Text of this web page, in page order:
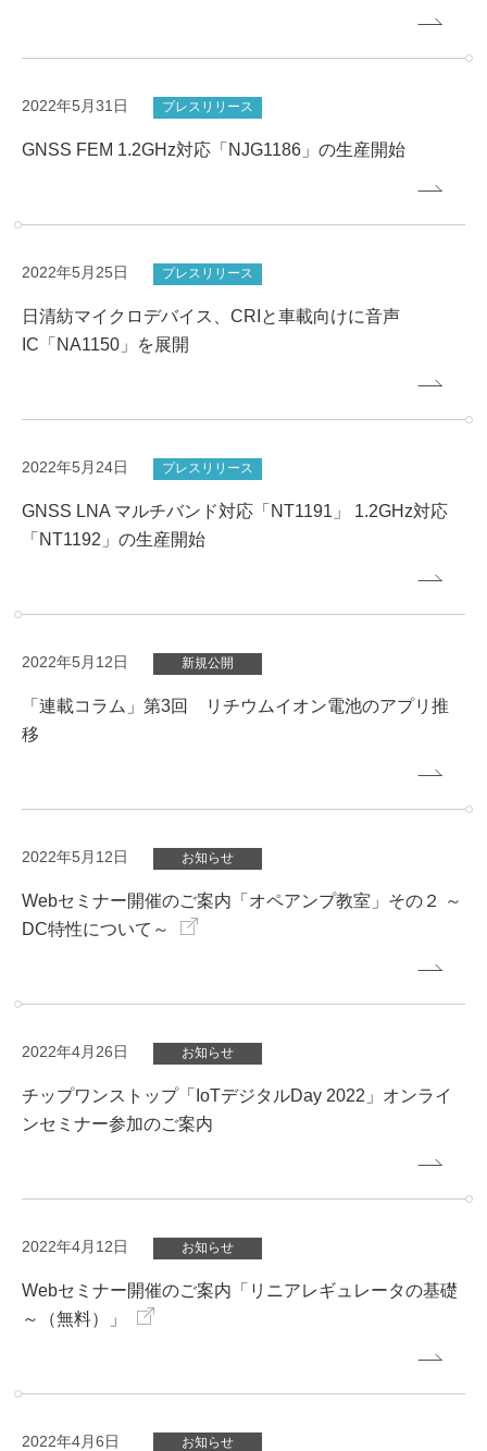
2022年5月31日 プレスリリース
GNSS FEM 1.2GHz対応「NJG1186」の⽣産開始
2022年5月25日 プレスリリース
日清紡マイクロデバイス、CRIと車載向けに音声
IC「NA1150」を展開
2022年5月24日 プレスリリース
GNSS LNA マルチバンド対応「NT1191」 1.2GHz対応
「NT1192」の生産開始
2022年5月12日 新規公開
「連載コラム」第3回 リチウムイオン電池のアプリ推
移
2022年5月12日 お知らせ
Webセミナー開催のご案内「オペアンプ教室」その２ ～
DC特性について～
2022年4月26日 お知らせ
チップワンストップ「IoTデジタルDay 2022」オンライ
ンセミナー参加のご案内
2022年4月12日 お知らせ
Webセミナー開催のご案内「リニアレギュレータの基礎
～（無料）」
2022年4月6日 お知らせ